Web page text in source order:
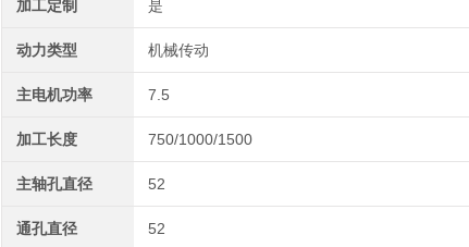
加工定制 是
动力类型 机械传动
主电机功率 7.5
加工长度 750/1000/1500
主轴孔直径 52
通孔直径 52